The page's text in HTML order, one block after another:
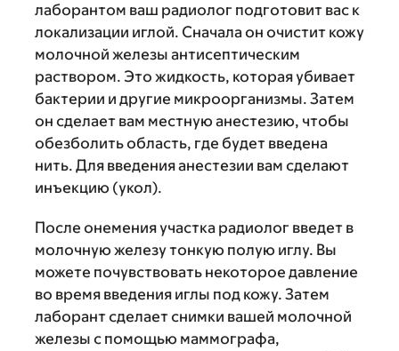
лаборантом ваш радиолог подготовит вас к
локализации иглой. Сначала он очистит кожу
молочной железы антисептическим
раствором. Это жидкость, которая убивает
бактерии и другие микроорганизмы. Затем
он сделает вам местную анестезию, чтобы
обезболить область, где будет введена
нить. Для введения анестезии вам сделают
инъекцию (укол).
После онемения участка радиолог введет в
молочную железу тонкую полую иглу. Вы
можете почувствовать некоторое давление
во время введения иглы под кожу. Затем
лаборант сделает снимки вашей молочной
железы с помощью маммографа,